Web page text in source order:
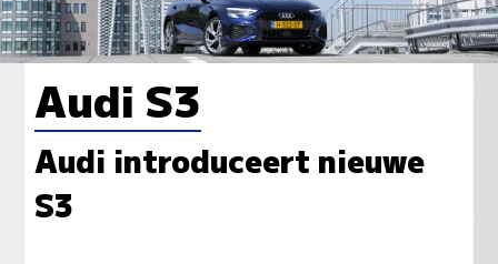
Audi S3
Audi introduceert nieuwe
S3